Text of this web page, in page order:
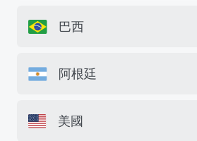
巴西
阿根廷
美國